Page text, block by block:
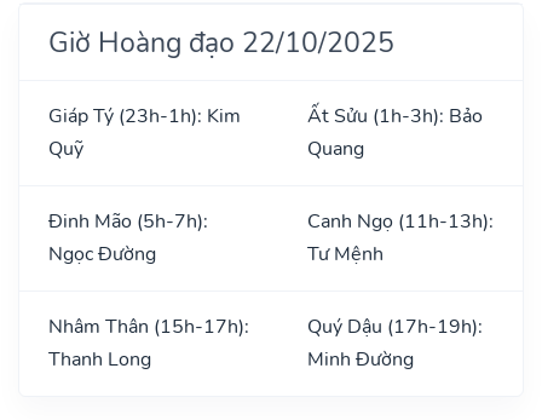
Giờ Hoàng đạo 22/10/2025
Giáp Tý (23h-1h): Kim
Quỹ
Ất Sửu (1h-3h): Bảo
Quang
Đinh Mão (5h-7h):
Ngọc Đường
Canh Ngọ (11h-13h):
Tư Mệnh
Nhâm Thân (15h-17h):
Thanh Long
Quý Dậu (17h-19h):
Minh Đường